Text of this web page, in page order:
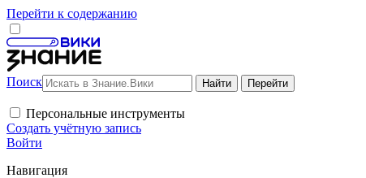
Перейти к содержанию
Поиск
Персональные инструменты
Создать учётную запись
Войти
Навигация